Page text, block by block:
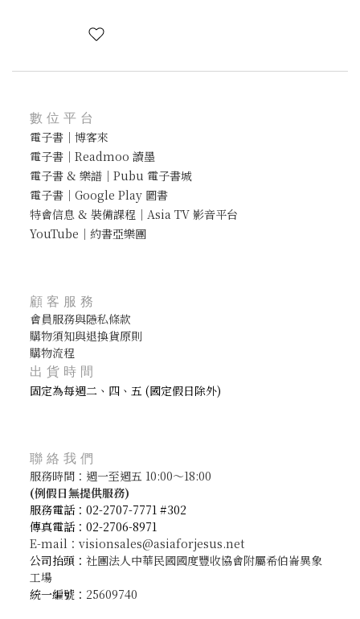
數位平台
電子書｜博客來
電子書｜Readmoo 讀墨
電子書 & 樂譜｜Pubu 電子書城
電子書｜Google Play 圖書
特會信息 & 裝備課程｜Asia TV 影音平台
YouTube｜約書亞樂團
顧客服務
會員服務與隱私條款
購物須知與退換貨原則
購物流程
出貨時間
固定為每週二、四、五 (國定假日除外)
聯絡我們
服務時間：週一至週五 10:00～18:00
(例假日無提供服務)
服務電話：02-2707-7771 #302
傳真電話：02-2706-8971
E-mail：visionsales@asiaforjesus.net
公司抬頭： 社團法人中華民國國度豐收協會附屬希伯崙異象
工場
統一編號： 25609740